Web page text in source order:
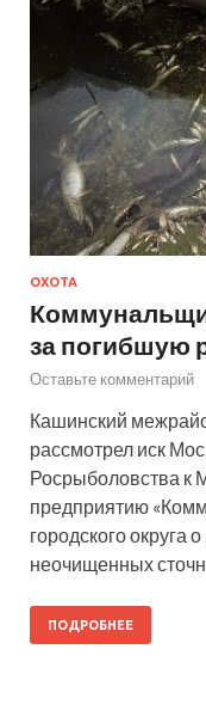
ОХОТА
за погибшую
Оставьте комментарий
Кашинский
рассмотрел иск
Росрыболовства к
предприятию
городского округа
неочищенных
ПОДРОБНЕЕ